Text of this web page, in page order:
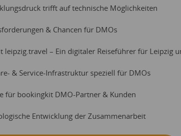
trifft auf technische Möglichkeiten
& Chancen für DMOs
leipzig.travel – Ein digitaler Reiseführer für Leipzig
& Service-Infrastruktur speziell für DMOs
für bookingkit DMO-Partner & Kunden
Entwicklung der Zusammenarbeit